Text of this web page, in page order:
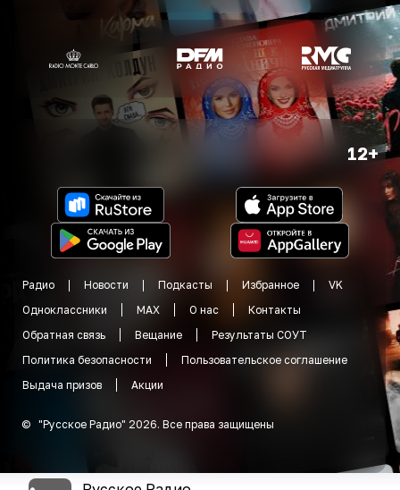
12+
Радио Новости Подкасты Избранное
VK
Одноклассники
MAX О нас
Контакты
Обратная связь
Вещание
Результаты СОУТ
Политика безопасности
Пользовательское соглашение
Выдача призов
Акции
© "Русское Радио" 2026. Все права защищены